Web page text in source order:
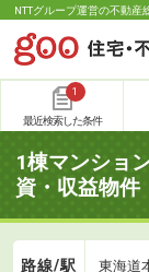
NTTグループ運営の不動産
1
最近検索した条件
1棟マンショ
資・収益物件
路線/駅 東海道